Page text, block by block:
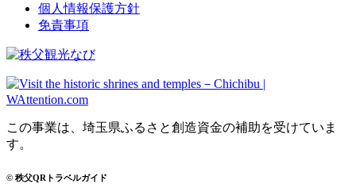
個人情報保護方針
免責事項
この事業は、埼玉県ふるさと創造資金の補助を受けていま
す。
© 秩父QRトラベルガイド